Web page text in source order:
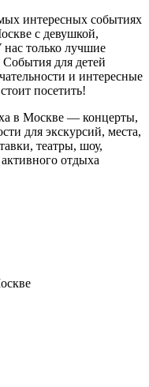
интересных событиях
с девушкой,
только лучшие
для детей
и интересные
посетить!
в Москве — концерты,
для экскурсий, места,
театры, шоу,
отдыха